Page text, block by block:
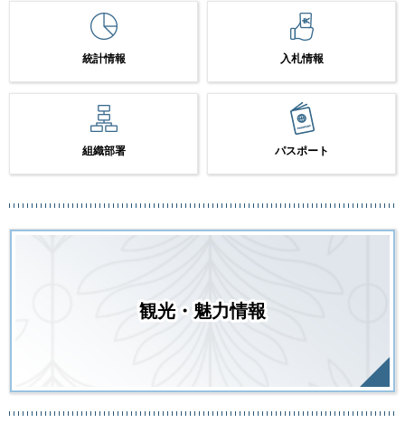
統計情報 入札情報
組織部署 パスポート
観光・魅力情報